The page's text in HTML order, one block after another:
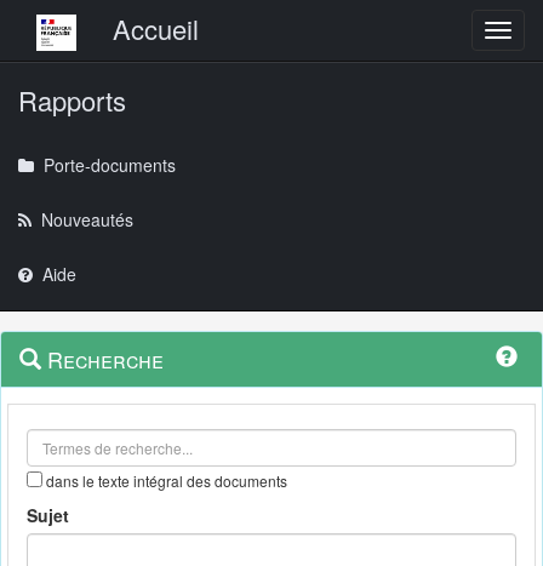
Menu principalAccueil
Rapports
Porte-documents
Nouveautés
Aide
Navigation
outils
Menu
contextuel
Recherche
dans le texte intégral des documents
Sujet